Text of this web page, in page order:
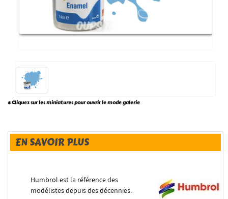
* Cliquez sur les miniatures pour ouvrir le mode galerie
EN SAVOIR PLUS
Humbrol est la référence des
modélistes depuis des décennies.